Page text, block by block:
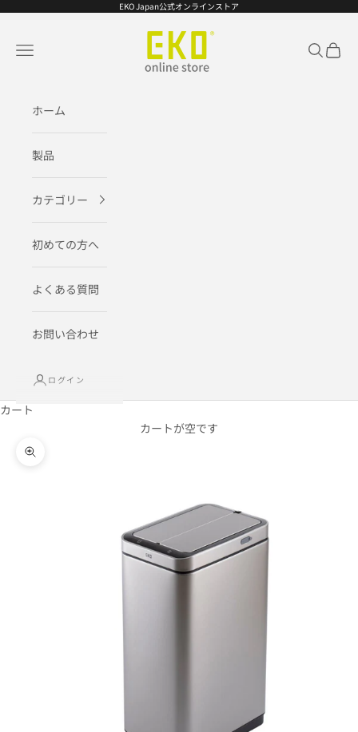
EKO Japan公式オンラインストア
EKO JAPAN公式オンラインストア
メニュー
検索カート
ホーム
製品
カテゴリー
初めての方へ
よくある質問
お問い合わせ
ログイン
カート
カートが空です
ズームイン